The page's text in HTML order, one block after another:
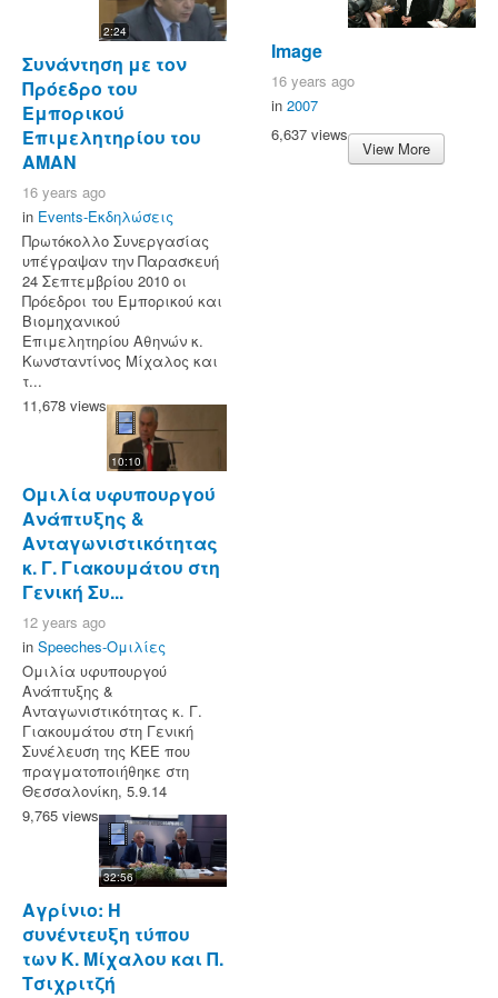
2:24
Συνάντηση με τον
Πρόεδρο του
Εμπορικού
Επιμελητηρίου του
ΑΜΑΝ
16 years ago
in Events-Εκδηλώσεις
Πρωτόκολλο Συνεργασίας
υπέγραψαν την Παρασκευή
24 Σεπτεμβρίου 2010 οι
Πρόεδροι του Εμπορικού και
Βιομηχανικού
Επιμελητηρίου Αθηνών κ.
Κωνσταντίνος Μίχαλος και
τ...
11,678 views
10:10
Ομιλία υφυπουργού
Ανάπτυξης &
Ανταγωνιστικότητας
κ. Γ. Γιακουμάτου στη
Γενική Συ...
12 years ago
in Speeches-Ομιλίες
Ομιλία υφυπουργού
Ανάπτυξης &
Ανταγωνιστικότητας κ. Γ.
Γιακουμάτου στη Γενική
Συνέλευση της ΚΕΕ που
πραγματοποιήθηκε στη
Θεσσαλονίκη, 5.9.14
9,765 views
32:56
Αγρίνιο: Η
συνέντευξη τύπου
των Κ. Μίχαλου και Π.
Τσιχριτζή
Image
16 years ago
in 2007
6,637 views
View More